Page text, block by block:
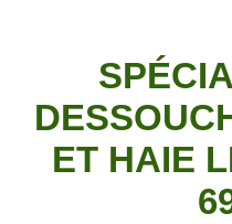
ET HAIE